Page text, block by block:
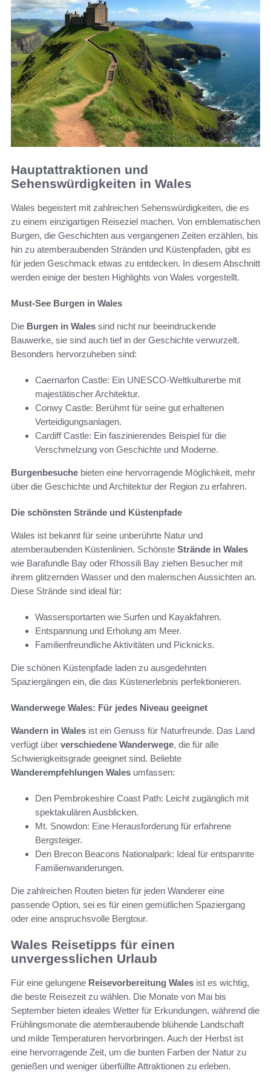
Hauptattraktionen und
Sehenswürdigkeiten in Wales
Wales begeistert mit zahlreichen Sehenswürdigkeiten, die es
zu einem einzigartigen Reiseziel machen. Von emblematischen
Burgen, die Geschichten aus vergangenen Zeiten erzählen, bis
hin zu atemberaubenden Stränden und Küstenpfaden, gibt es
für jeden Geschmack etwas zu entdecken. In diesem Abschnitt
werden einige der besten Highlights von Wales vorgestellt.
Must-See Burgen in Wales
Die Burgen in Wales sind nicht nur beeindruckende
Bauwerke, sie sind auch tief in der Geschichte verwurzelt.
Besonders hervorzuheben sind:
Caernarfon Castle: Ein UNESCO-Weltkulturerbe mit
majestätischer Architektur.
Conwy Castle: Berühmt für seine gut erhaltenen
Verteidigungsanlagen.
Cardiff Castle: Ein faszinierendes Beispiel für die
Verschmelzung von Geschichte und Moderne.
Burgenbesuche bieten eine hervorragende Möglichkeit, mehr
über die Geschichte und Architektur der Region zu erfahren.
Die schönsten Strände und Küstenpfade
Wales ist bekannt für seine unberührte Natur und
atemberaubenden Küstenlinien. Schönste Strände in Wales
wie Barafundle Bay oder Rhossili Bay ziehen Besucher mit
ihrem glitzernden Wasser und den malerischen Aussichten an.
Diese Strände sind ideal für:
Wassersportarten wie Surfen und Kayakfahren.
Entspannung und Erholung am Meer.
Familienfreundliche Aktivitäten und Picknicks.
Die schönen Küstenpfade laden zu ausgedehnten
Spaziergängen ein, die das Küstenerlebnis perfektionieren.
Wanderwege Wales: Für jedes Niveau geeignet
Wandern in Wales ist ein Genuss für Naturfreunde. Das Land
verfügt über verschiedene Wanderwege, die für alle
Schwierigkeitsgrade geeignet sind. Beliebte
Wanderempfehlungen Wales umfassen:
Den Pembrokeshire Coast Path: Leicht zugänglich mit
spektakulären Ausblicken.
Mt. Snowdon: Eine Herausforderung für erfahrene
Bergsteiger.
Den Brecon Beacons Nationalpark: Ideal für entspannte
Familienwanderungen.
Die zahlreichen Routen bieten für jeden Wanderer eine
passende Option, sei es für einen gemütlichen Spaziergang
oder eine anspruchsvolle Bergtour.
Wales Reisetipps für einen
unvergesslichen Urlaub
Für eine gelungene Reisevorbereitung Wales ist es wichtig,
die beste Reisezeit zu wählen. Die Monate von Mai bis
September bieten ideales Wetter für Erkundungen, während die
Frühlingsmonate die atemberaubende blühende Landschaft
und milde Temperaturen hervorbringen. Auch der Herbst ist
eine hervorragende Zeit, um die bunten Farben der Natur zu
genießen und weniger überfüllte Attraktionen zu erleben.